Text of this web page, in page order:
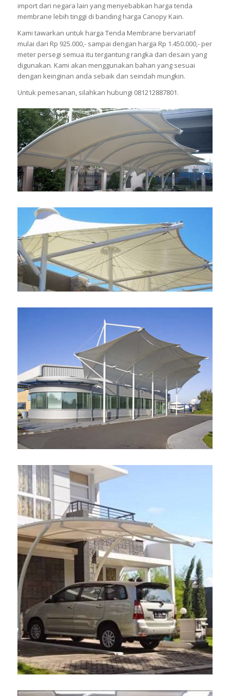
import dari negara lain yang menyebabkan harga tenda
membrane lebih tinggi di banding harga Canopy Kain.
Kami tawarkan untuk harga Tenda Membrane bervariatif
mulai dari Rp 925.000,- sampai dengan harga Rp 1.450.000,- per
meter persegi semua itu tergantung rangka dan desain yang
digunakan. Kami akan menggunakan bahan yang sesuai
dengan keinginan anda sebaik dan seindah mungkin.
Untuk pemesanan, silahkan hubungi 081212887801.